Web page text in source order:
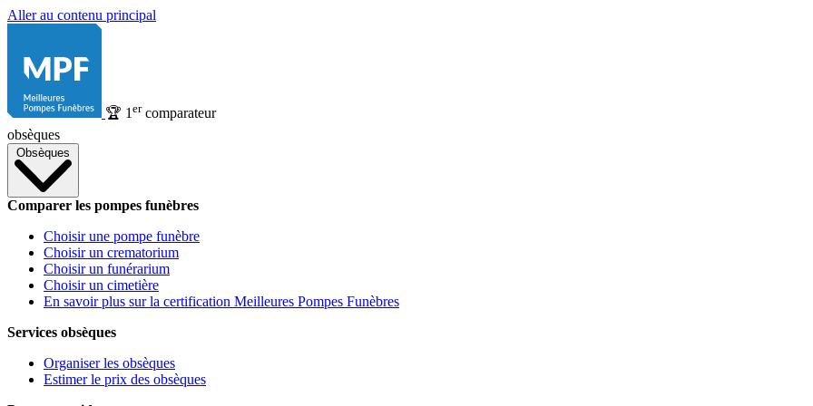
Aller au contenu principal
🏆 1 ercomparateur
obsèques
Obsèques
Comparer les pompes funèbres
Choisir une pompe funèbre
Choisir un crematorium
Choisir un funérarium
Choisir un cimetière
En savoir plus sur la certification Meilleures Pompes Funèbres
Services obsèques
Organiser les obsèques
Estimer le prix des obsèques